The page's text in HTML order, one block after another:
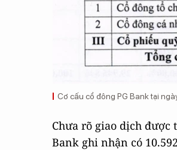
Cơ cấu cổ đông PG Bank tại
Chưa rõ giao dịch được
Bank ghi nhận có